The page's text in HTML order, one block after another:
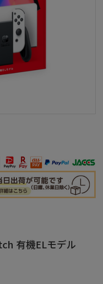
有機ELモデル